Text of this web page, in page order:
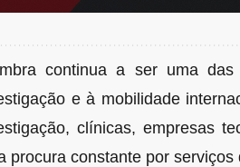
continua a ser uma
e à mobilidade
clínicas, empresas
procura constante por